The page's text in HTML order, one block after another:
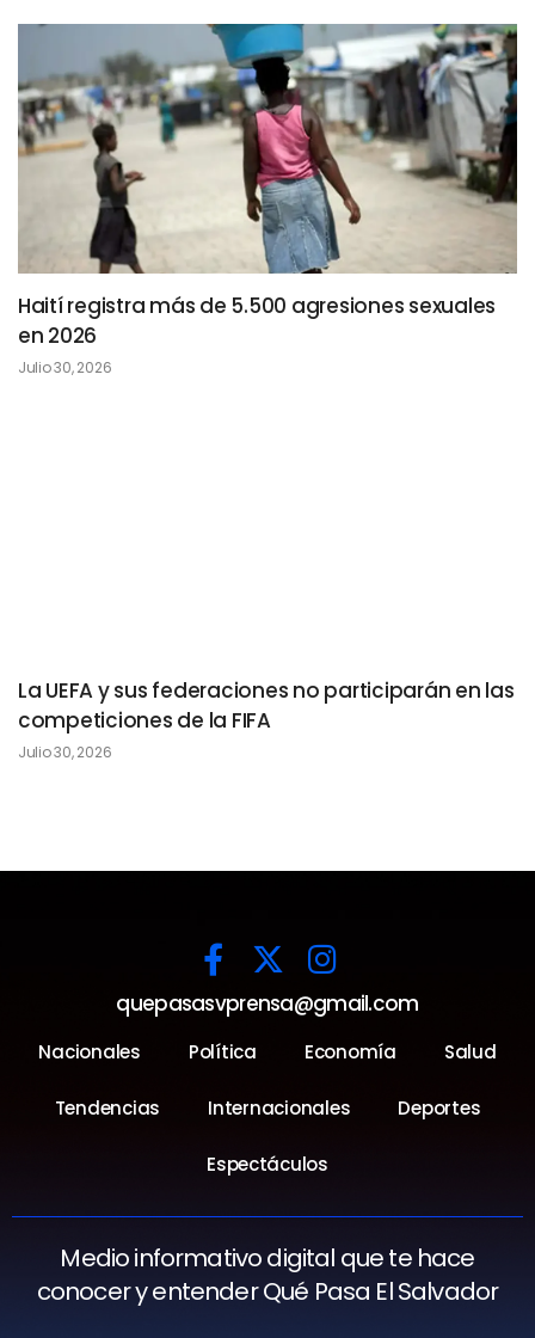
Haití registra más de 5.500 agresiones sexuales
en 2026
Julio 30, 2026
La UEFA y sus federaciones no participarán en las
competiciones de la FIFA
Julio 30, 2026
quepasasvprensa@gmail.com
Nacionales Política Economía Salud
Tendencias Internacionales Deportes
Espectáculos
Medio informativo digital que te hace
conocer y entender Qué Pasa El Salvador